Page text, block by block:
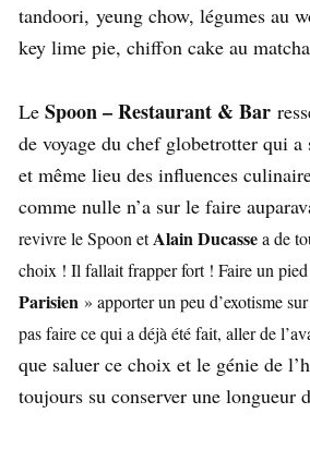
tandoori, yeung chow, légumes au
key lime pie, chiffon cake au
Le Spoon – Restaurant & Bar
de voyage du chef globetrotter qui
et même lieu des influences
comme nulle n’a sur le faire
revivre le Spoon etAlain Ducassea de
choix ! Il fallait frapper fort ! Faire un pied
Parisien » apporter un peu d’exotisme
pas faire ce qui a déjà été fait, aller de
que saluer ce choix et le génie de
toujours su conserver une longueur